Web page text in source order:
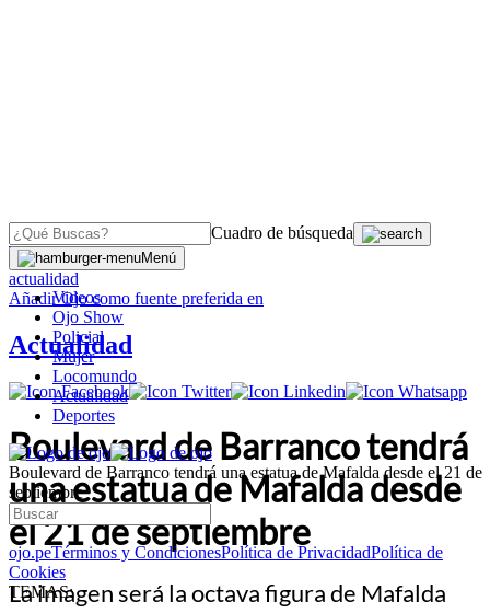
Cuadro de búsqueda
Menú
Videos
Ojo Show
Policial
Mujer
Locomundo
Actualidad
Deportes
Boulevard de Barranco tendrá una estatua de Mafalda desde el 21 de
septiembre
ojo.peTérminos y CondicionesPolítica de PrivacidadPolítica de
Cookies
TEMAS:
OJO
actualidad
AñadirOjocomo fuente preferida en
Actualidad
Boulevard de Barranco tendrá
una estatua de Mafalda desde
el 21 de septiembre
La imagen será la octava figura de Mafalda